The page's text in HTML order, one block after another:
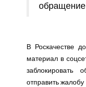
В Роскачестве
материал в
заблокировать
отправить